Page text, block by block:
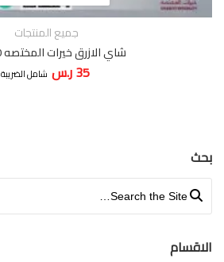
جميع المنتجات
شاي الازرق خيرات المختصه 60 جرام
35ر.س شامل الضريبة
بحث
Search for:
الاقسام